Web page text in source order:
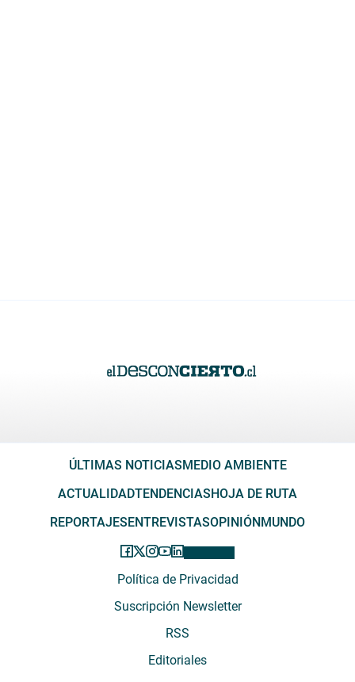
ÚLTIMAS NOTICIAS MEDIO AMBIENTE
ACTUALIDADTENDENCIAS HOJA DE RUTA
REPORTAJES ENTREVISTASOPINIÓN MUNDO
Política de Privacidad
Suscripción Newsletter
RSS
Editoriales